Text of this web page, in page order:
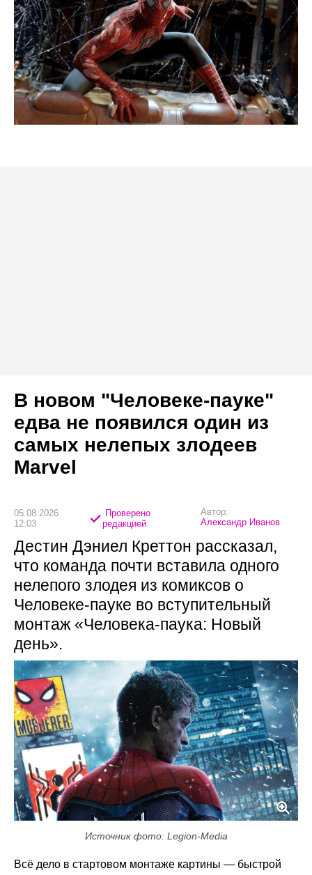
В новом "Человеке-пауке"
едва не появился один из
самых нелепых злодеев
Marvel
05.08.2026
12:03
Проверено
редакцией
Автор:
Александр Иванов
Дестин Дэниел Креттон рассказал,
что команда почти вставила одного
нелепого злодея из комиксов о
Человеке-пауке во вступительный
монтаж «Человека-паука: Новый
день».
Источник фото: Legion-Media
Всё дело в стартовом монтаже картины — быстрой